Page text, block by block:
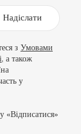
Надіслати
з Умовами
, а також
у
«Відписатися»